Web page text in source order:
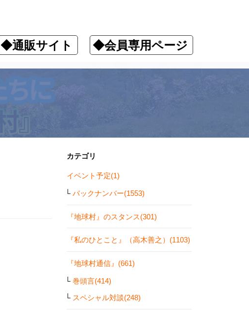
◆通販サイト ◆会員専用ページ
カテゴリ
イベント予定(1)
バックナンバー(1553)
『地球村』のスタンス(301)
『私のひとこと』（高木善之）(1103)
『地球村通信』(661)
巻頭言(414)
スペシャル対談(248)